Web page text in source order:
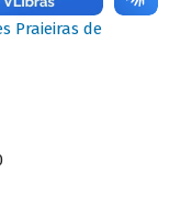
Praieiras de